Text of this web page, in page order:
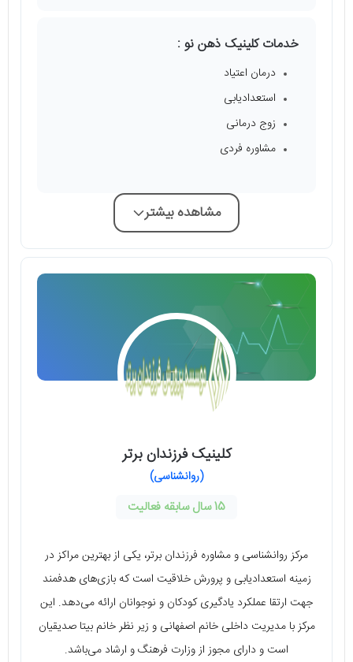
خدمات کلینیک ذهن نو :
درمان اعتیاد
استعدادیابی
زوج درمانی
مشاوره فردی
مشاهده بیشتر
کلینیک فرزندان برتر
(روانشناسی)
15 سال سابقه فعالیت
مرکز روانشناسی و مشاوره فرزندان برتر، یکی از بهترین مراکز در
زمینه استعدادیابی و پرورش خلاقیت است که بازی‌های هدفمند
جهت ارتقا عملکرد یادگیری کودکان و نوجوانان ارائه می‌دهد. این
مرکز با مدیریت داخلی خانم اصفهانی و زیر نظر خانم بیتا صدیقیان
است و دارای مجوز از وزارت فرهنگ و ارشاد می‌باشد.